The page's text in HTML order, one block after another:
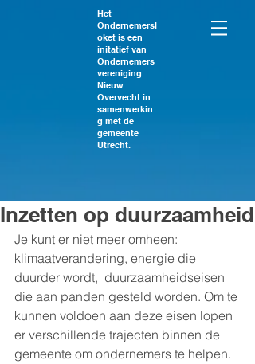
Het
Ondernemersl
oket is een
initatief van
Ondernemers
vereniging
Nieuw
Overvecht in
samenwerkin
g met de
gemeente
Utrecht.
Inzetten op duurzaamheid
Je kunt er niet meer omheen:
klimaatverandering, energie die
duurder wordt,  duurzaamheidseisen
die aan panden gesteld worden. Om te
kunnen voldoen aan deze eisen lopen
er verschillende trajecten binnen de
gemeente om ondernemers te helpen.